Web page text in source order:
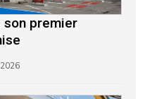
son premier